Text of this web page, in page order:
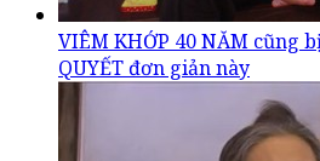
VIÊM KHỚP 40 NĂM cũng
QUYẾT đơn giản này